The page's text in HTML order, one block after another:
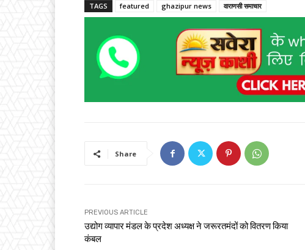
TAGS featured ghazipur news वाराणसी समाचार
Share
PREVIOUS ARTICLE
उद्योग व्यापार मंडल के प्रदेश अध्यक्ष ने जरूरतमंदों को वितरण किया
कंबल